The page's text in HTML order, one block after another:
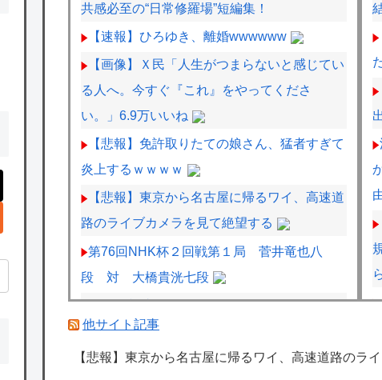
共感必至の“日常修羅場”短編集！
【速報】ひろゆき、離婚wwwwww
【画像】Ｘ民「人生がつまらないと感じてい
る人へ。今すぐ『これ』をやってくださ
い。」6.9万いいね
【悲報】免許取りたての娘さん、猛者すぎて
炎上するｗｗｗｗ
【悲報】東京から名古屋に帰るワイ、高速道
路のライブカメラを見て絶望する
第76回NHK杯２回戦第１局 菅井竜也八
段 対 大橋貴洸七段
海外F1記者「ホンダは2027年もしくは2028
年のはじめにはF1で再びトップに戻れると確
信」
他サイト記事
【悲報】東京から名古屋に帰るワイ、高速道路のラ